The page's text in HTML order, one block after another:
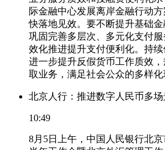
际金融中心发展离岸金融行动
快落地见效。要不断提升基础
巩固完善多层次、多元化支付
效化推进提升支付便利化。持续
进一步提升反假货币工作质效
取业务，满足社会公众的多样化
北京人行：推进数字人民币多
10:49
8月5日上午，中国人民银行北